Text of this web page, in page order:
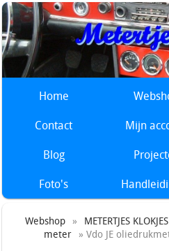
Home
Contact
Mijn
Blog
Foto's
Webshop » METERTJES
meter » Vdo JE